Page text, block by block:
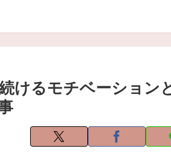
けるモチベーション